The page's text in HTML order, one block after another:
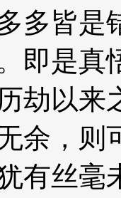
多皆是
即是真
劫以来
余，则
有丝毫